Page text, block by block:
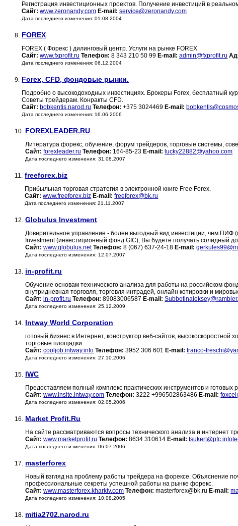
Регистрация инвестиционных проектов. Получение инвестиций в
Сайт: www.zeronandy.com E-mail: service@zeronandy.com
Дата последнего изменения: 01.08.2004
8. FOREX
FOREX ( Форекс ) дилинговый центр. Услуги на рынке FOREX
Сайт: www.fxprofit.ru Телефон: 8 343 210 50 99 E-mail: admin@fxprofit.ru
Дата последнего изменения: 06.12.2004
9. Forex, CFD, фондовые рынки.
Подробно о высокодоходных инвестициях. Брокеры Forex, бесплатный
Советы трейдерам. Конракты CFD.
Сайт: bobkentis.narod.ru Телефон: +375 3024469 E-mail:
Дата последнего изменения: 16.06.2006
10. FOREXLEADER.RU
Литература форекс, обучение, форум трейдеров, торговые системы,
Сайт: forexleader.ru Телефон: 164-85-23 E-mail: lucky22882@yahoo.com
Дата последнего изменения: 31.08.2007
11. freeforex.biz
Прибыльная торговая стратегия в электронной книге Free Forex.
Сайт: www.freeforex.biz E-mail: freeforex@bk.ru
Дата последнего изменения: 21.11.2007
12. Globulus Investment
Доверительное управление - более выгодный вид инвестиции, чем
Investment (инвестиционный фонд GIC), Вы будете получать
Сайт: www.globulus.net Телефон: 8 (067) 637-24-18 E-mail:
Дата последнего изменения: 12.07.2007
13. in-profit.ru
Обучение основам технического анализа для работы на российском
внутридневная торговля, торговля интрадей, онлайн котировки и
Сайт: in-profit.ru Телефон: 89083006587 E-mail:
Дата последнего изменения: 25.12.2009
14. Intway World Corporation
готовый бизнес в Интернет, конструктор веб-сайтов,
торговые площадки
Сайт: cooljob.intway.info Телефон: 3952 306 601 E-mail: franco-
Дата последнего изменения: 27.10.2006
15. IWC
Предоставляем полный комплекс практических инструментов и
Сайт: www.insite.intway.com Телефон: 3222 +996502863486 E-mail:
Дата последнего изменения: 02.05.2006
16. Market Profit.Ru
На сайте рассматриваются вопросы технического анализа и интернет
Сайт: www.marketprofit.ru Телефон: 8634 310614 E-mail:
Дата последнего изменения: 06.07.2006
17. masterforex
Новый взгляд на проблему работы трейдера на форексе. Объяснение
профессиональные секреты успешной работы на рынке форекс.
Сайт: www.masterforex.kharkiv.com Телефон: masterforex@bk.ru E-mail:
Дата последнего изменения: 10.08.2005
18. mitia2702.narod.ru